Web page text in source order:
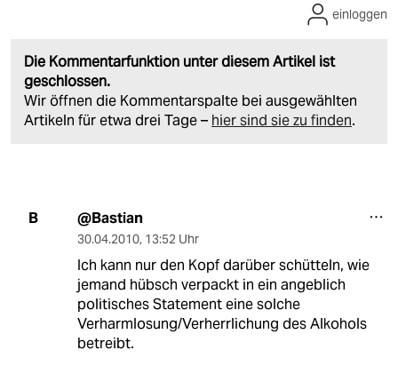
Die Kommentarfunktion unter diesem Artikel ist
geschlossen.
Wir öffnen die Kommentarspalte bei ausgewählten
Artikeln für etwa drei Tage – hier sind sie zu finden.
einloggen
B @Bastian
30.04.2010, 13:52 Uhr
Ich kann nur den Kopf darüber schütteln, wie
jemand hübsch verpackt in ein angeblich
politisches Statement eine solche
Verharmlosung/Verherrlichung des Alkohols
betreibt.